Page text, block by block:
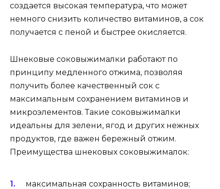
создается высокая температура, что может
немного снизить количество витаминов, а сок
получается с пеной и быстрее окисляется.
Шнековые соковыжималки работают по
принципу медленного отжима, позволяя
получить более качественный сок с
максимальным сохранением витаминов и
микроэлементов. Такие соковыжималки
идеальны для зелени, ягод и других нежных
продуктов, где важен бережный отжим.
Преимущества шнековых соковыжималок:
максимальная сохранность витаминов;